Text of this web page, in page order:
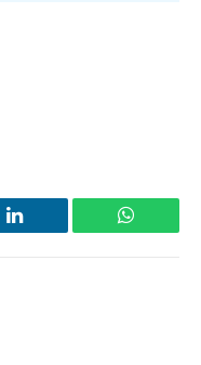
LinkedIn